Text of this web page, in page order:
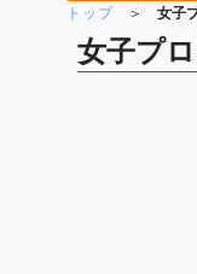
トップ ＞ 女子
女子プ